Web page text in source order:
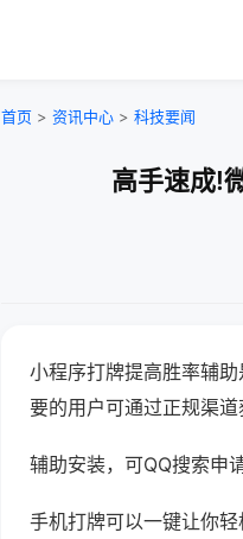
首页 > 资讯中心 > 科技要闻
高手速成!
小程序打牌提高胜率辅
要的用户可通过正规渠道
辅助安装，可QQ搜索申
手机打牌可以一键让你